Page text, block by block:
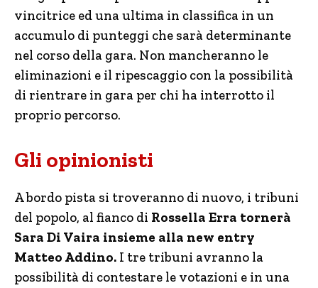
vincitrice ed una ultima in classifica in un
accumulo di punteggi che sarà determinante
nel corso della gara. Non mancheranno le
eliminazioni e il ripescaggio con la possibilità
di rientrare in gara per chi ha interrotto il
proprio percorso.
Gli opinionisti
A bordo pista si troveranno di nuovo, i tribuni
del popolo, al fianco di Rossella Erra tornerà
Sara Di Vaira insieme alla new entry
Matteo Addino. I tre tribuni avranno la
possibilità di contestare le votazioni e in una